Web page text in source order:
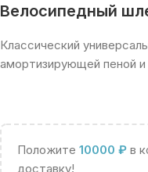
Велосипедный
Классический
амортизирующей пеной и
Положите 10000 ₽ в
доставку!